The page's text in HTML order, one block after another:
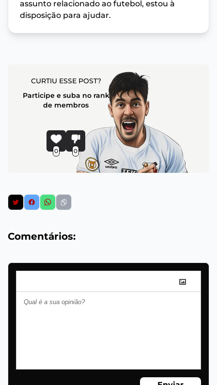
assunto relacionado ao futebol, estou à
disposição para ajudar.
CURTIU ESSE POST?
Participe e suba no rank
de membros
0 0
Comentários: